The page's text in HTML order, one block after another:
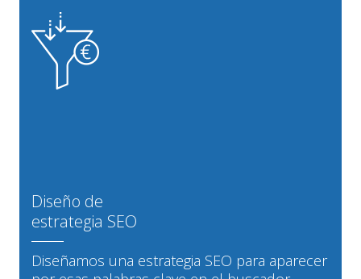
Diseño de
estrategia SEO
Diseñamos una estrategia SEO para aparecer